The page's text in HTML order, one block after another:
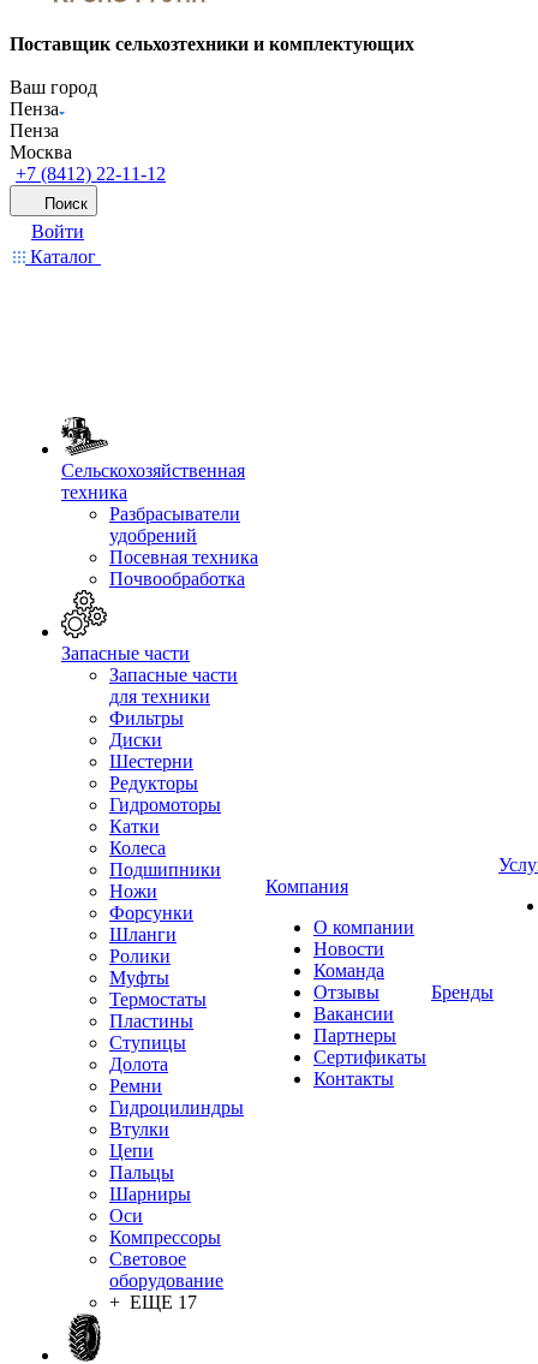
Поставщик сельхозтехники и комплектующих
Ваш город
Пенза
Пенза
Москва
+7 (8412) 22-11-12
Поиск
Войти
Каталог
Сельскохозяйственная
техника
Разбрасыватели
удобрений
Посевная техника
Почвообработка
Запасные части
Запасные части
для техники
Фильтры
Диски
Шестерни
Редукторы
Гидромоторы
Катки
Колеса
Подшипники
Ножи
Форсунки
Шланги
Ролики
Муфты
Термостаты
Пластины
Ступицы
Долота
Ремни
Гидроцилиндры
Втулки
Цепи
Пальцы
Шарниры
Оси
Компрессоры
Световое
оборудование
+ ЕЩЕ 17
Компания
О компании
Новости
Команда
Отзывы
Вакансии
Партнеры
Сертификаты
Контакты
Бренды